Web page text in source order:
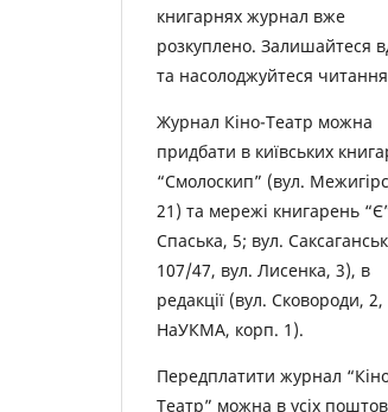
книгарнях журнал вже
розкуплено. Залишайтеся
та насолоджуйтеся
Журнал Кіно-Театр можна
придбати в київських
“Смолоскип” (вул.
21) та мережі книгарень
Спаська, 5; вул.
107/47, вул. Лисенка, 3), в
редакції (вул. Сковороди, 2,
НаУКМА, корп. 1).
Передплатити журнал
Театр” можна в усіх